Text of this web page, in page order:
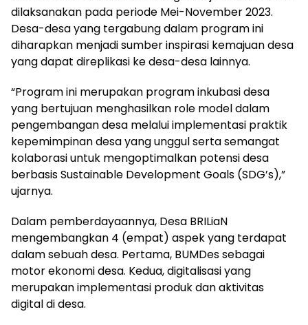
dilaksanakan pada periode Mei-November 2023.
Desa-desa yang tergabung dalam program ini
diharapkan menjadi sumber inspirasi kemajuan desa
yang dapat direplikasi ke desa-desa lainnya.
“Program ini merupakan program inkubasi desa
yang bertujuan menghasilkan role model dalam
pengembangan desa melalui implementasi praktik
kepemimpinan desa yang unggul serta semangat
kolaborasi untuk mengoptimalkan potensi desa
berbasis Sustainable Development Goals (SDG’s),”
ujarnya.
Dalam pemberdayaannya, Desa BRILiaN
mengembangkan 4 (empat) aspek yang terdapat
dalam sebuah desa. Pertama, BUMDes sebagai
motor ekonomi desa. Kedua, digitalisasi yang
merupakan implementasi produk dan aktivitas
digital di desa.